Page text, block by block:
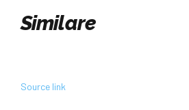
Similare
Source link